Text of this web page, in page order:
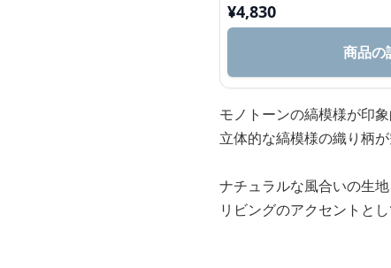
¥4,830
商品の
モノトーンの縞模様が印
立体的な縞模様の織り柄
ナチュラルな風合いの生
リビングのアクセントと